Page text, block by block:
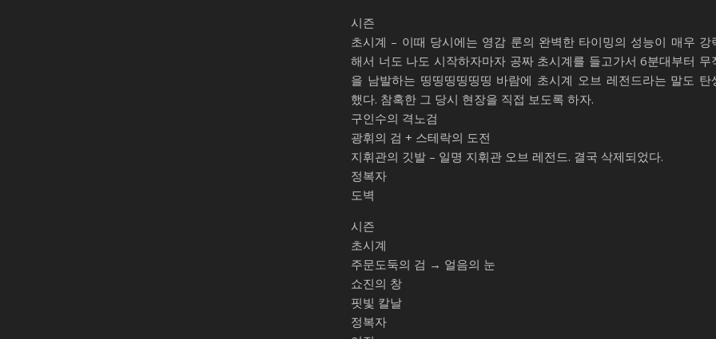
시즌
초시계 – 이때 당시에는 영감 룬의 완벽한 타이밍의 성능이 매우 강
해서 너도 나도 시작하자마자 공짜 초시계를 들고가서 6분대부터 무
을 남발하는 띵띵띵띵띵띵 바람에 초시계 오브 레전드라는 말도 탄
했다. 참혹한 그 당시 현장을 직접 보도록 하자.
구인수의 격노검
광휘의 검 + 스테락의 도전
지휘관의 깃발 – 일명 지휘관 오브 레전드. 결국 삭제되었다.
정복자
도벽
시즌
초시계
주문도둑의 검 → 얼음의 눈
쇼진의 창
핏빛 칼날
정복자